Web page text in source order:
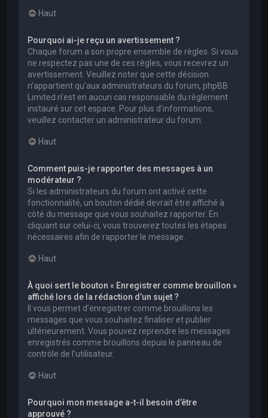
Haut
Pourquoi ai-je reçu un avertissement ?
Chaque forum a son propre ensemble de règles. Si vous
ne respectez pas une de ces règles, vous recevrez un
avertissement. Veuillez noter que cette décision
n’appartient qu’aux administrateurs du forum, phpBB
Limited n’est en aucun cas responsable du règlement
instauré sur cet espace. Pour plus d’informations,
veuillez contacter un administrateur du forum.
Haut
Comment puis-je rapporter des messages à un
modérateur ?
Si les administrateurs du forum ont activé cette
fonctionnalité, un bouton dédié devrait être affiché à
côté du message que vous souhaitez rapporter. En
cliquant sur celui-ci, vous trouverez toutes les étapes
nécessaires afin de rapporter le message.
Haut
À quoi sert le bouton « Enregistrer comme brouillon »
affiché lors de la rédaction d’un sujet ?
Il vous permet d’enregistrer comme brouillons les
messages que vous souhaitez finaliser et publier
ultérieurement. Vous pouvez reprendre les messages
enregistrés comme brouillons depuis le panneau de
contrôle de l’utilisateur.
Haut
Pourquoi mon message a-t-il besoin d’être
approuvé ?